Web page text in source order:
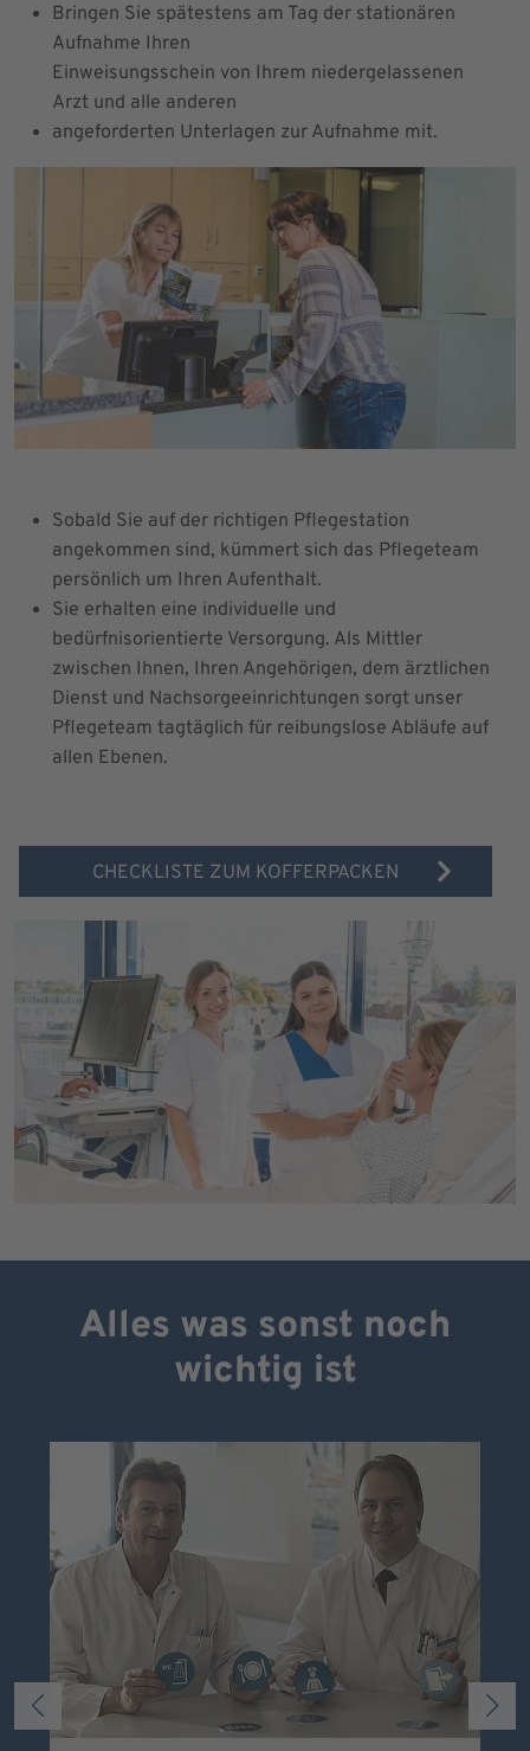
Bringen Sie spätestens am Tag der stationären
Aufnahme Ihren
Einweisungsschein von Ihrem niedergelassenen
Arzt und alle anderen
angeforderten Unterlagen zur Aufnahme mit.
Sobald Sie auf der richtigen Pflegestation
angekommen sind, kümmert sich das Pflegeteam
persönlich um Ihren Aufenthalt.
Sie erhalten eine individuelle und
bedürfnisorientierte Versorgung. Als Mittler
zwischen Ihnen, Ihren Angehörigen, dem ärztlichen
Dienst und Nachsorgeeinrichtungen sorgt unser
Pflegeteam tagtäglich für reibungslose Abläufe auf
allen Ebenen.
CHECKLISTE ZUM KOFFERPACKEN
Alles was sonst noch
wichtig ist